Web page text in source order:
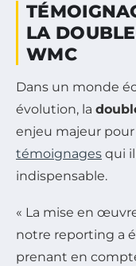
LA
WMC
Dans un monde
évolution, la
enjeu majeur
témoignages qui
indispensable.
« La mise en
notre reporting a
prenant en